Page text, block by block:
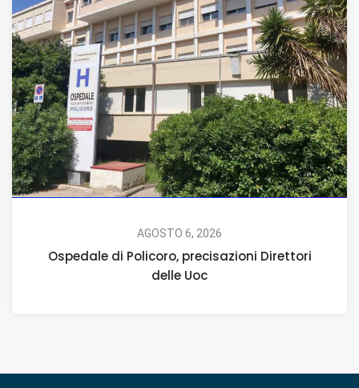
AGOSTO 6, 2026
Ospedale di Policoro, precisazioni Direttori
delle Uoc